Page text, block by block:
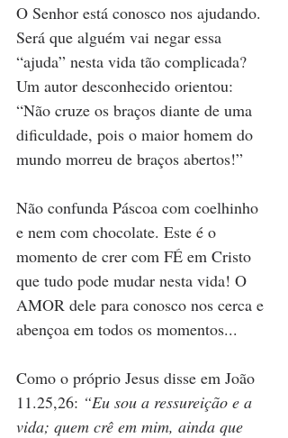
O Senhor está conosco nos ajudando.
Será que alguém vai negar essa
“ajuda” nesta vida tão complicada?
Um autor desconhecido orientou:
“Não cruze os braços diante de uma
dificuldade, pois o maior homem do
mundo morreu de braços abertos!”
Não confunda Páscoa com coelhinho
e nem com chocolate. Este é o
momento de crer com FÉ em Cristo
que tudo pode mudar nesta vida! O
AMOR dele para conosco nos cerca e
abençoa em todos os momentos...
Como o próprio Jesus disse em João
11.25,26: “Eu sou a ressureição e a
vida; quem crê em mim, ainda que